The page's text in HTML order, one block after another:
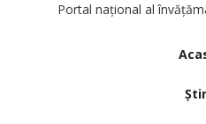
Portal național al